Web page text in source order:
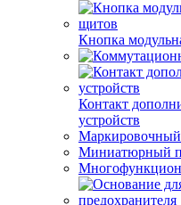
Кнопка
Контакт
устройств
Маркировочный
Миниатюрный